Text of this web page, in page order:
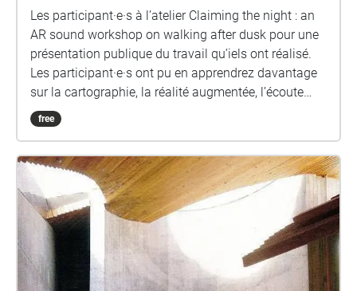
practices.
Les participant·e·s à l’atelier Claiming the night : an
AR sound workshop on walking after dusk pour une
présentation publique du travail qu’iels ont réalisé.
Les participant·e·s ont pu en apprendrez davantage
sur la cartographie, la réalité augmentée, l’écoute
attentive, la narration et leurs points de
convergences. Lors de cette présentation publique,
conception sonore collective dans le cadre d’une
promenade sonore ouverte au public! Leading
Author: Amanda Gutierrez Participants/Authors: Po
B. K. Lomami, Jessica Slipp, geneviève Wallen,
Hannah Strauss.
free